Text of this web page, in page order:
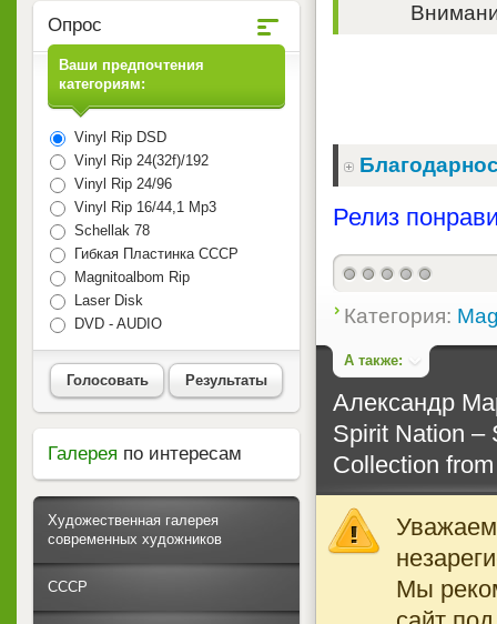
Релиз
Категория:
А также:
Александр
Spirit Nation –
Collection
Мы
Опрос
Ваши предпочтения
категориям:
Vinyl Rip DSD
Vinyl Rip 24(32f)/192
Vinyl Rip 24/96
Vinyl Rip 16/44,1 Mp3
Schellak 78
Гибкая Пластинка СССР
Magnitoalbom Rip
Laser Disk
DVD - AUDIO
Голосовать Результаты
Галерея по интересам
Художественная галерея
современных художников
СССР